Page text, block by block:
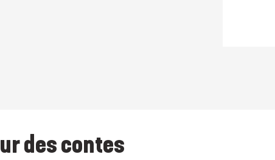
des contes